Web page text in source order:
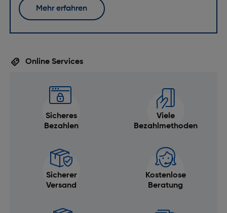
Mehr erfahren
Online Services
Sicheres
Bezahlen
Viele
Bezahlmethoden
Sicherer
Versand
Kostenlose
Beratung